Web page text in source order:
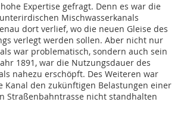
Expertise gefragt. Denn es war die
Mischwasserkanals
dort verlief, wo die neuen Gleise des
verlegt werden sollen. Aber nicht nur
war problematisch, sondern auch sein
1891, war die Nutzungsdauer des
nahezu erschöpft. Des Weiteren war
Kanal den zukünftigen Belastungen einer
Straßenbahntrasse nicht standhalten